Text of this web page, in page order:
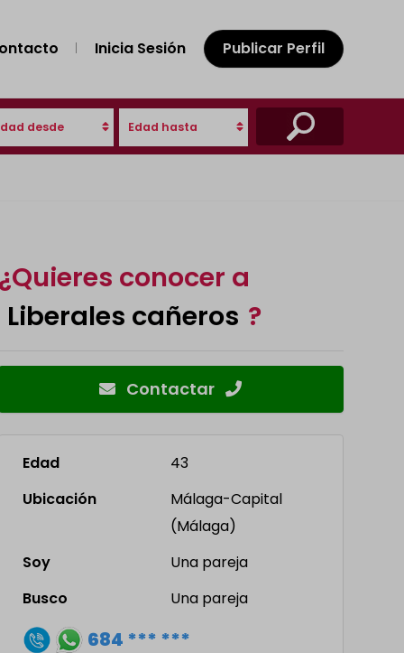
Inicia Sesión Publicar Perfil
desde Edad hasta
conocer a
Liberales cañeros ?
Contactar
Edad
43
Ubicación
Málaga-Capital
(Málaga)
Soy
Una pareja
Busco
Una pareja
684 *** ***